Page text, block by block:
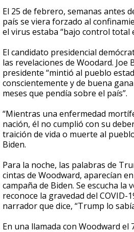
El 25 de febrero, semanas antes
país se viera forzado al
el virus estaba “bajo control total
El candidato presidencial
las revelaciones de Woodard. Joe
presidente “mintió al pueblo
conscientemente y de buena
meses que pendía sobre el país”.
“Mientras una enfermedad
nación, él no cumplió con su
traición de vida o muerte al
Biden.
Para la noche, las palabras de
cintas de Woodward, aparecían
campaña de Biden. Se escucha la
reconoce la gravedad del COVID-
narrador que dice, “Trump lo
En una llamada con Woodward el